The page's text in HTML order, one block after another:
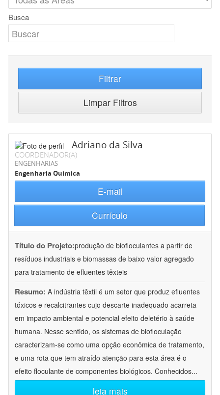
Busca
Filtrar
Limpar Filtros
Adriano da Silva
COORDENADOR(A)
ENGENHARIAS
Engenharia Química
E-mail
Currículo
Título do Projeto:produção de biofloculantes a partir de
resíduos industriais e biomassas de baixo valor agregado
para tratamento de efluentes têxteis
Resumo: A indústria têxtil é um setor que produz efluentes
tóxicos e recalcitrantes cujo descarte inadequado acarreta
em impacto ambiental e potencial efeito deletério à saúde
humana. Nesse sentido, os sistemas de biofloculação
caracterizam-se como uma opção econômica de tratamento,
e uma rota que tem atraído atenção para esta área é o
efeito floculante de componentes biológicos. Conhecidos...
leia mais